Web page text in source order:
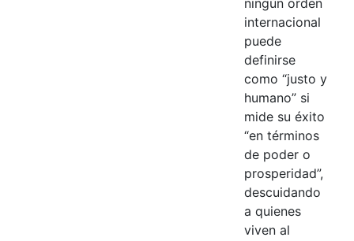
internacional
puede
definirse
como “justo y
humano” si
mide su éxito
“en términos
de poder o
prosperidad”,
descuidando
a quienes
viven al